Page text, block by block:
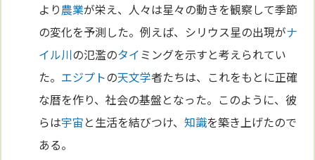
より農業が栄え、人々は星々の動きを観察して季節
の変化を予測した。例えば、シリウス星の出現がナ
イル川の氾濫のタイミングを示すと考えられてい
た。 エジプトの天文学者たちは、これをもとに正確
な暦を作り、社会の基盤となった。このように、彼
らは宇宙と生活を結びつけ、知識を築き上げたので
ある。